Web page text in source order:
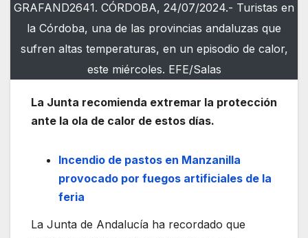
GRAFAND2641. CÓRDOBA, 24/07/2024.- Turistas en
la Córdoba, una de las provincias andaluzas que
sufren altas temperaturas, en un episodio de calor,
este miércoles. EFE/Salas
La Junta recomienda extremar la protección
ante la ola de calor de estos días.
Incendio de pastos en Manzanilla
provocado por fuegos artificiales de la
feria
La Junta de Andalucía ha recordado que